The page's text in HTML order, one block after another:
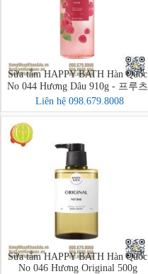
Sữa tắm HAPPY BATH Hàn Quốc
No 044 Hương Dâu 910g - 프루츠
크러시 바디워시
Liên hệ 098.679.8008
Sữa tắm HAPPY BATH Hàn Quốc
No 046 Hương Original 500g